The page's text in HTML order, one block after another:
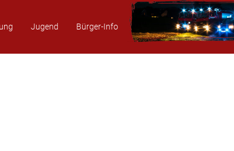
Jugend Bürger-Info